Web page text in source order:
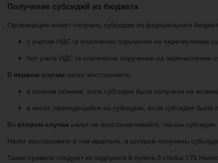
Получение субсидий из бюджета
Организация может получить субсидию из федерального
с учетом НДС (в платежном поручении на перечисление
без учета НДС (в платежном поручении на перечисление
В первом случае налог восстановите:
в полном объеме, если субсидия была получена на
в части, приходящейся на субсидию, если субсидия была
Во втором случае налог не восстанавливайте, так как
Налог восстановите в том квартале, в котором получены
Такие правила следуют из подпункта 6 пункта 3 статьи 170